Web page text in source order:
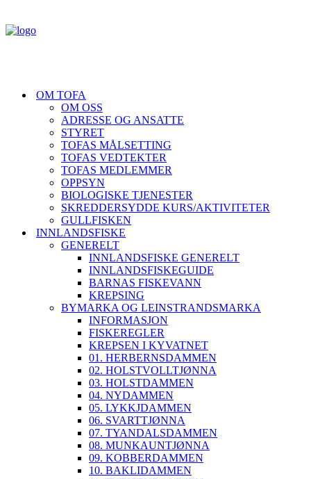
OM TOFA
OM OSS
ADRESSE OG ANSATTE
STYRET
TOFAS MÅLSETTING
TOFAS VEDTEKTER
TOFAS MEDLEMMER
OPPSYN
BIOLOGISKE TJENESTER
SKREDDERSYDDE KURS/AKTIVITETER
GULLFISKEN
INNLANDSFISKE
GENERELT
INNLANDSFISKE GENERELT
INNLANDSFISKEGUIDE
BARNAS FISKEVANN
KREPSING
BYMARKA OG LEINSTRANDSMARKA
INFORMASJON
FISKEREGLER
KREPSEN I KYVATNET
01. HERBERNSDAMMEN
02. HOLSTVOLLTJØNNA
03. HOLSTDAMMEN
04. NYDAMMEN
05. LYKKJDAMMEN
06. SVARTTJØNNA
07. TYANDALSDAMMEN
08. MUNKAUNTJØNNA
09. KOBBERDAMMEN
10. BAKLIDAMMEN